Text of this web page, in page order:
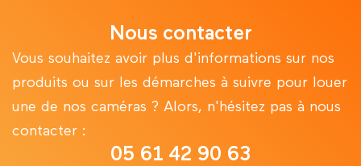
Nous contacter
Vous souhaitez avoir plus d'informations sur nos
produits ou sur les démarches à suivre pour louer
une de nos caméras ? Alors, n'hésitez pas à nous
contacter :
05 61 42 90 63